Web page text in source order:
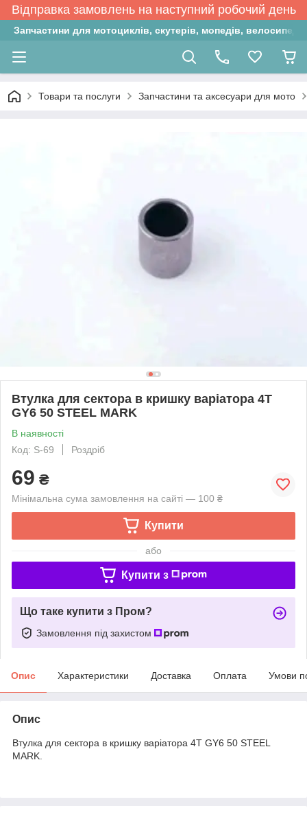
Відправка замовлень на наступний робочий день
Запчастини для мотоциклів, скутерів, мопедів,
Товари та послуги Запчастини та аксесуари для мото
Втулка для сектора в кришку варіатора 4T
GY6 50 STEEL MARK
В наявності
Код: S-69
Роздріб
69 ₴
Мінімальна сума замовлення на сайті — 100 ₴
Купити
або
Купити з
Що таке купити з Пром?
Замовлення під захистом
Опис Характеристики Доставка Оплата Умови
Опис
Втулка для сектора в кришку варіатора 4T GY6 50 STEEL
MARK.